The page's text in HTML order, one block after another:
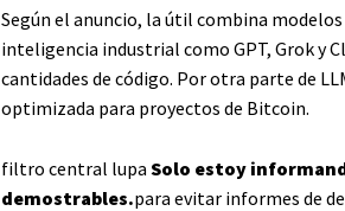
Según el anuncio, la útil combina
inteligencia industrial como GPT, Grok y
cantidades de código. Por otra parte de
optimizada para proyectos de Bitcoin.
filtro central lupa Solo estoy
demostrables.para evitar informes de